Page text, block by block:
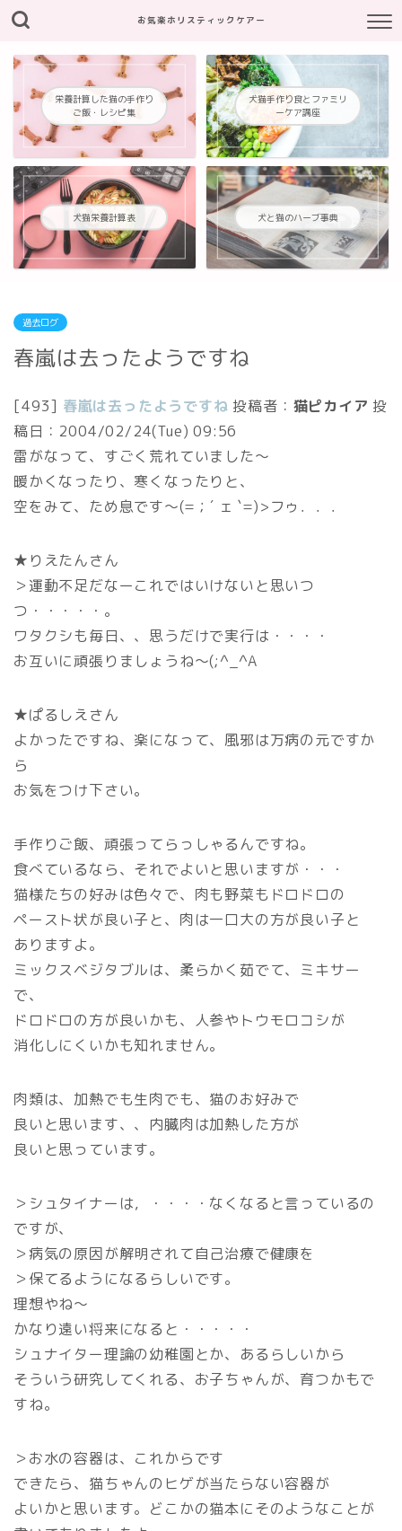
お気楽ホリスティックケアー
栄養計算した猫の手作り
ご飯・レシピ集
犬猫手作り食とファミリ
ーケア講座
犬猫栄養計算表 犬と猫のハーブ事典
過去ログ
春嵐は去ったようですね
[493] 春嵐は去ったようですね 投稿者： 猫ピカイア 投
稿日： 2004/02/24(Tue) 09:56
雷がなって、すごく荒れていました～
暖かくなったり、寒くなったりと、
空をみて、ため息です～(=；´ ェ `=)>フゥ．．．
★りえたんさん
＞運動不足だなーこれではいけないと思いつ
つ・・・・・。
ワタクシも毎日、、思うだけで実行は・・・・
お互いに頑張りましょうね～(;^_^A
★ぱるしえさん
よかったですね、楽になって、風邪は万病の元ですか
ら
お気をつけ下さい。
手作りご飯、頑張ってらっしゃるんですね。
食べているなら、それでよいと思いますが・・・
猫様たちの好みは色々で、肉も野菜もドロドロの
ペースト状が良い子と、肉は一口大の方が良い子と
ありますよ。
ミックスベジタブルは、柔らかく茹でて、ミキサー
で、
ドロドロの方が良いかも、人参やトウモロコシが
消化しにくいかも知れません。
肉類は、加熱でも生肉でも、猫のお好みで
良いと思います、、内臓肉は加熱した方が
良いと思っています。
＞シュタイナーは，・・・・なくなると言っているの
ですが、
＞病気の原因が解明されて自己治療で健康を
＞保てるようになるらしいです。
理想やね～
かなり遠い将来になると・・・・・
シュナイター理論の幼稚園とか、あるらしいから
そういう研究してくれる、お子ちゃんが、育つかもで
すね。
＞お水の容器は、これからです
できたら、猫ちゃんのヒゲが当たらない容器が
よいかと思います。どこかの猫本にそのようなことが